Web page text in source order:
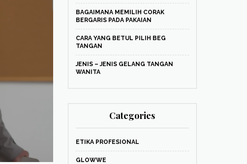
BAGAIMANA MEMILIH CORAK
BERGARIS PADA PAKAIAN
CARA YANG BETUL PILIH BEG
TANGAN
JENIS – JENIS GELANG TANGAN
WANITA
Categories
ETIKA PROFESIONAL
GLOWWE